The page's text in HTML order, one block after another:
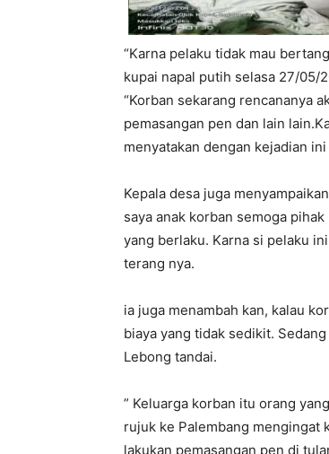
“Karna pelaku tidak mau
kupai napal putih selasa 27/05/
“Korban sekarang rencananya
pemasangan pen dan lain
menyatakan dengan kejadian
Kepala desa juga
saya anak korban semoga
yang berlaku. Karna si pelaku
terang nya.
ia juga menambah kan, kalau
biaya yang tidak sedikit.
Lebong tandai.
” Keluarga korban itu orang
rujuk ke Palembang mengingat
lakukan pemasangan pen di